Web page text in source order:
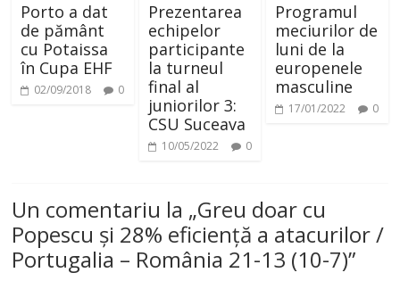
Porto a dat
de pământ
cu Potaissa
în Cupa EHF
02/09/2018 0
Prezentarea
echipelor
participante
la turneul
final al
juniorilor 3:
CSU Suceava
10/05/2022 0
Programul
meciurilor de
luni de la
europenele
masculine
17/01/2022 0
Un comentariu la „Greu doar cu
Popescu și 28% eficiență a atacurilor /
Portugalia – România 21-13 (10-7)”